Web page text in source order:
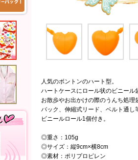
人気のボントンのハート型。
ハートケースにロール状のビニー
お散歩やお出かけの際のうんち処理
バック、伸縮式リード、ベルト通し
ビニールロール1個付き。
◎重さ：105g
◎サイズ：縦9cm×横8cm
◎素材：ポリプロピレン